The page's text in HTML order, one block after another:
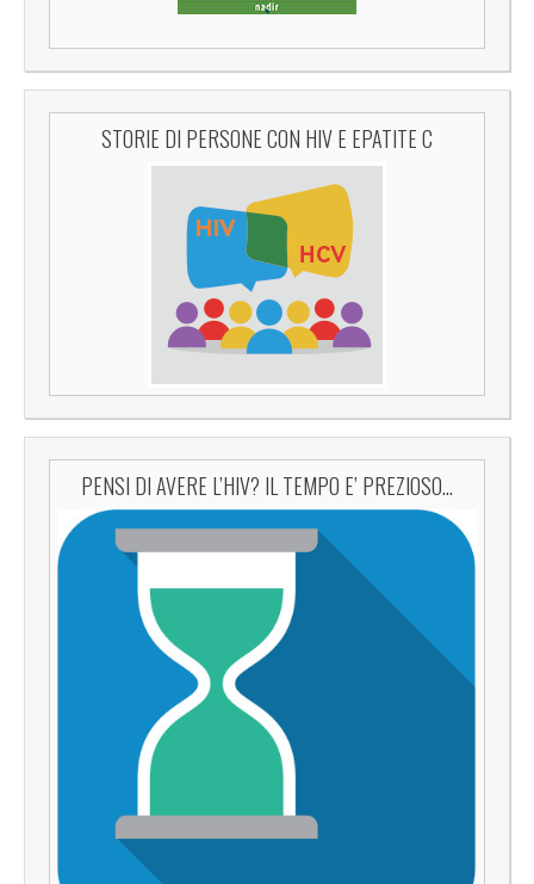
STORIE DI PERSONE CON HIV E EPATITE C
PENSI DI AVERE L’HIV? IL TEMPO E’ PREZIOSO…